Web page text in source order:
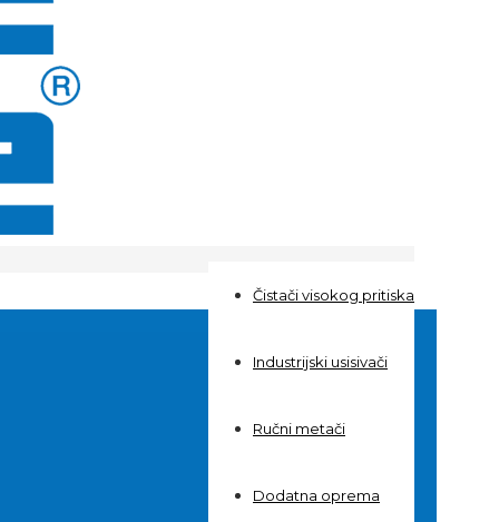
Čistači visokog pritiska
Industrijski usisivači
Ručni metači
Dodatna oprema